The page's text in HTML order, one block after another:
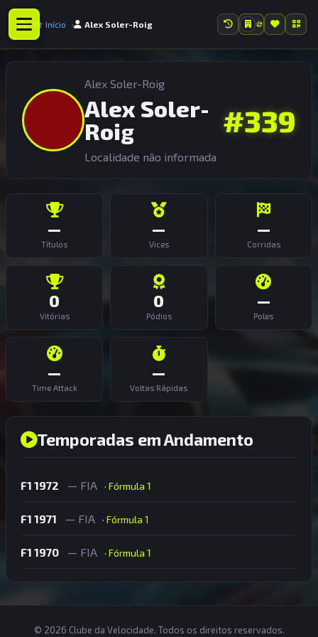
Início Alex Soler-Roig
Alex Soler-Roig
Alex Soler-
Roig
Localidade não informada
#339
—
Títulos
—
Vices
—
Corridas
0
Vitórias
0
Pódios
—
Poles
—
Time Attack
—
Voltas Rápidas
Temporadas em Andamento
F1 1972 — FIA · Fórmula 1
F1 1971 — FIA · Fórmula 1
F1 1970 — FIA · Fórmula 1
© 2026 Clube da Velocidade. Todos os direitos reservados.